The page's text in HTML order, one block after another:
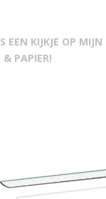
EEN KIJKJE OP MIJN
PAPIER!